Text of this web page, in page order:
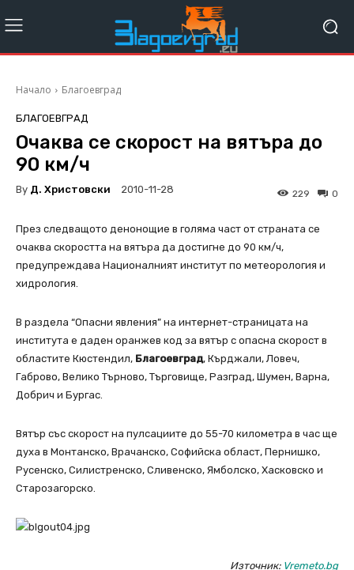
Начало Благоевград
БЛАГОЕВГРАД
Очаква се скорост на вятъра до
90 км/ч
By Д. Христовски 2010-11-28 0
229
През следващото денонощие в голяма част от страната се
очаква скоростта на вятъра да достигне до 90 км/ч,
предупреждава Националният институт по метеорология и
хидрология.
В раздела “Опасни явления” на интернет-страницата на
института е даден оранжев код за вятър с опасна скорост в
областите Кюстендил, Благоевград, Кърджали, Ловеч,
Габрово, Велико Търново, Търговище, Разград, Шумен, Варна,
Добрич и Бургас.
Вятър със скорост на пулсациите до 55-70 километра в час ще
духа в Монтанско, Врачанско, Софийска област, Пернишко,
Русенско, Силистренско, Сливенско, Ямболско, Хасковско и
Старозагорско.
Източник: Vremeto.bg